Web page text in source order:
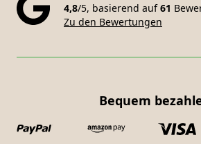
4,8/5, basierend auf61
Zu den Bewertungen
Bequem